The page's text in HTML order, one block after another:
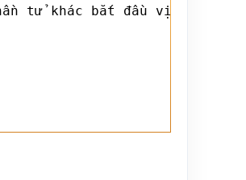
tử khác bắt đầu vị trí 1